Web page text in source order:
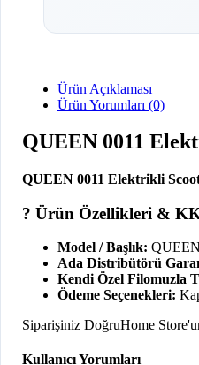
Ürün Açıklaması
Ürün Yorumları (0)
QUEEN 0011
QUEEN 0011 Elektrikli
? Ürün Özellikleri &
Model / Başlık:
Ada Distribütörü
Kendi Özel Filomuzla
Ödeme Seçenekleri:
Siparişiniz DoğruHome
Kullanıcı Yorumları